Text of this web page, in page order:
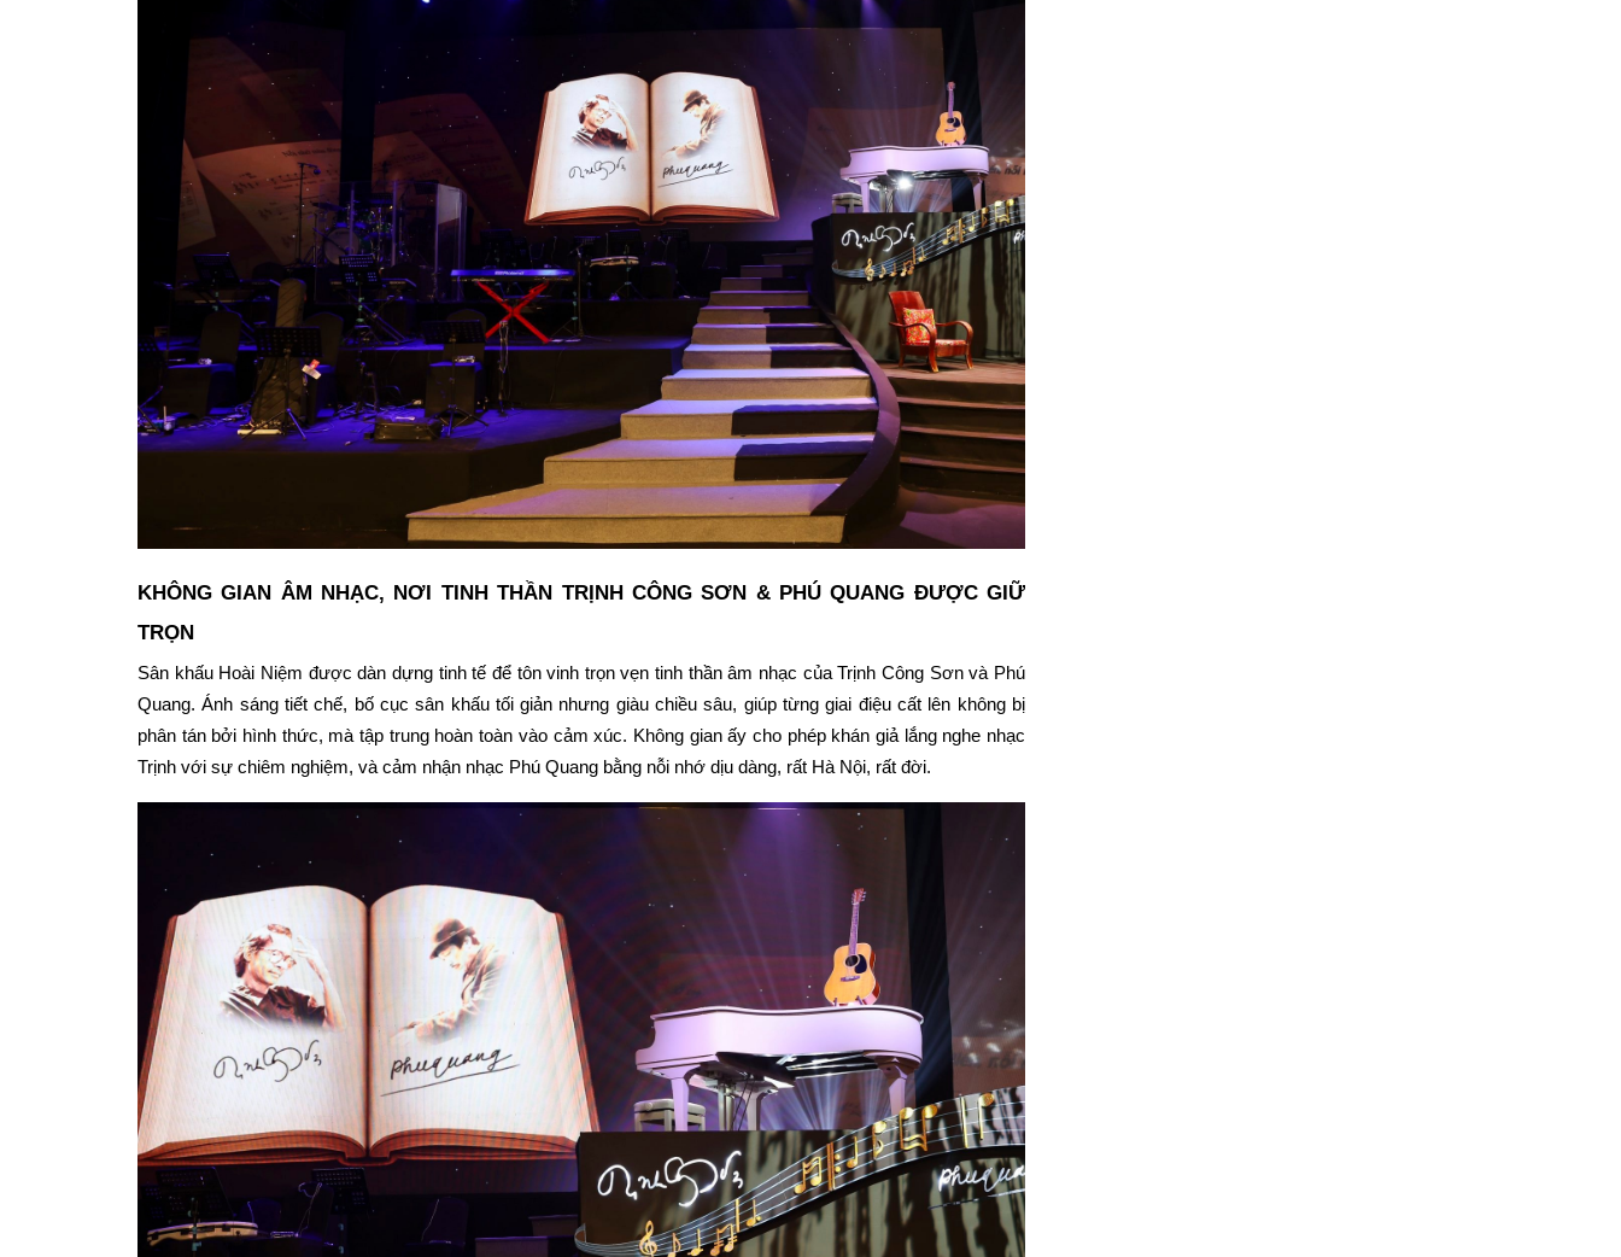
KHÔNG GIAN ÂM NHẠC, NƠI TINH THẦN TRỊNH CÔNG SƠN & PHÚ QUANG ĐƯỢC GIỮ
TRỌN
Sân khấu Hoài Niệm được dàn dựng tinh tế để tôn vinh trọn vẹn tinh thần âm nhạc của Trịnh Công Sơn và Phú
Quang. Ánh sáng tiết chế, bố cục sân khấu tối giản nhưng giàu chiều sâu, giúp từng giai điệu cất lên không bị
phân tán bởi hình thức, mà tập trung hoàn toàn vào cảm xúc. Không gian ấy cho phép khán giả lắng nghe nhạc
Trịnh với sự chiêm nghiệm, và cảm nhận nhạc Phú Quang bằng nỗi nhớ dịu dàng, rất Hà Nội, rất đời.